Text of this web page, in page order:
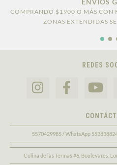
ENVÍOS
COMPRANDO $1900 O MÁS CON
ZONAS EXTENDIDAS
REDES
5570429985 / WhatsApp
Colina de las Termas #6, Boulevares,